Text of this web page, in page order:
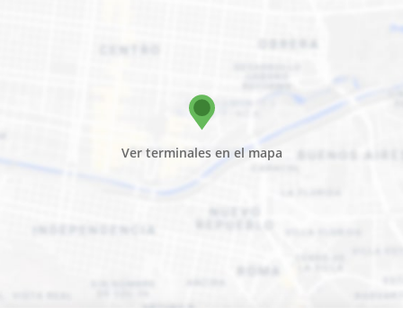
Ver terminales en el mapa